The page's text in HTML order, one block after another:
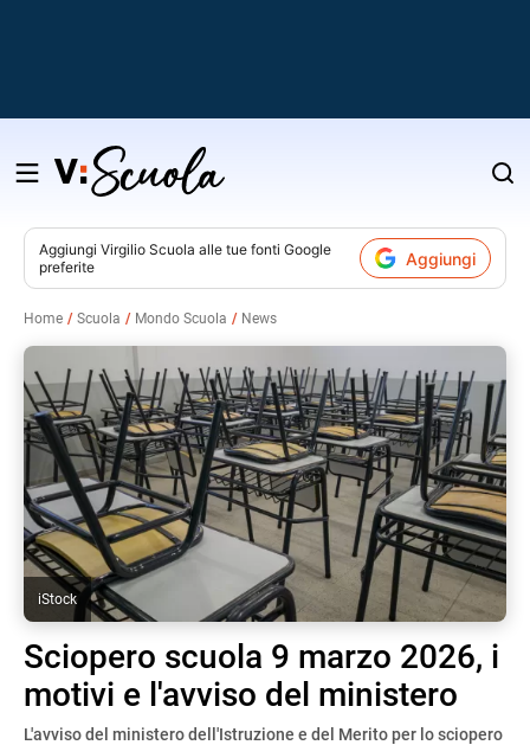
Salta
contenuto
Aggiungi Virgilio Scuola alle tue fonti Google
preferite
Aggiungi
Home Scuola Mondo Scuola News
iStock
Sciopero scuola 9 marzo 2026, i
motivi e l'avviso del ministero
L'avviso del ministero dell'Istruzione e del Merito per lo sciopero